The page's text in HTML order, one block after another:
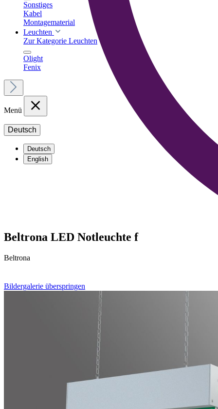
Sonstiges
Kabel
Montagematerial
Leuchten
Zur Kategorie Leuchten
Olight
Fenix
Menü
Deutsch
Deutsch
English
Beltrona LED Notleuchte f
Beltrona
Bildergalerie überspringen